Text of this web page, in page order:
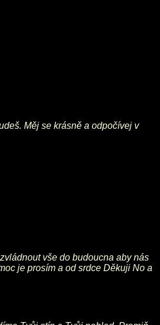
Měj se krásně a odpočívej v
vše do budoucna aby nás
je prosím a od srdce Děkuji No a